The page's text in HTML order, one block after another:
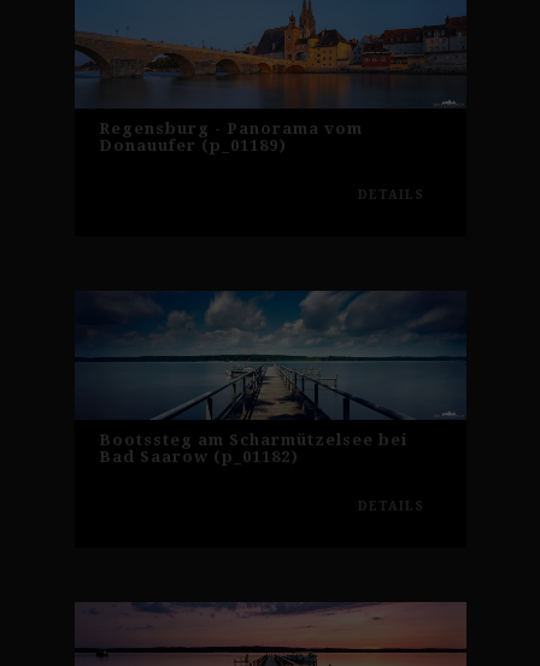
Regensburg - Panorama vom
Donauufer (p_01189)
DETAILS
Bootssteg am Scharmützelsee bei
Bad Saarow (p_01182)
DETAILS